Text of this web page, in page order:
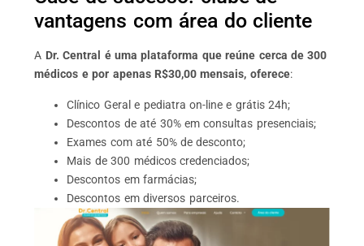
vantagens com área do cliente
A Dr. Central é uma plataforma que reúne cerca de 300
médicos e por apenas R$30,00 mensais, oferece:
Clínico Geral e pediatra on-line e grátis 24h;
Descontos de até 30% em consultas presenciais;
Exames com até 50% de desconto;
Mais de 300 médicos credenciados;
Descontos em farmácias;
Descontos em diversos parceiros.